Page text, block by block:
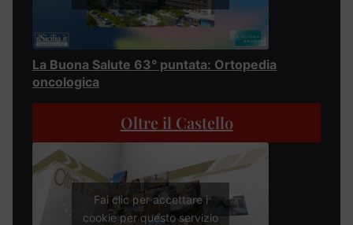
La Buona Salute 63° puntata: Ortopedia
oncologica
Oltre il Castello
Fai clic per accettare i
cookie per questo servizio